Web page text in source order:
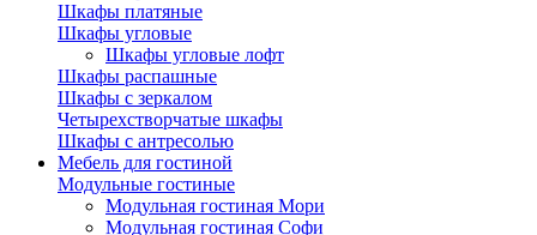
Шкафы платяные
Шкафы угловые
Шкафы угловые лофт
Шкафы распашные
Шкафы с зеркалом
Четырехстворчатые шкафы
Шкафы с антресолью
Мебель для гостиной
Модульные гостиные
Модульная гостиная Мори
Модульная гостиная Софи